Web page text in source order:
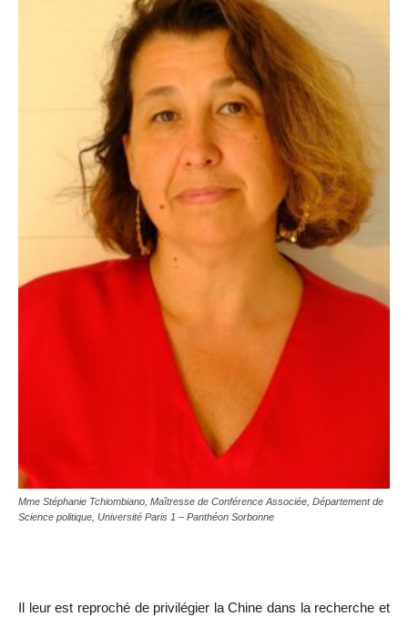
Mme Stéphanie Tchiombiano, Maîtresse de Conférence Associée, Département de
Science politique, Université Paris 1 – Panthéon Sorbonne
Il leur est reproché de privilégier la Chine dans la recherche et